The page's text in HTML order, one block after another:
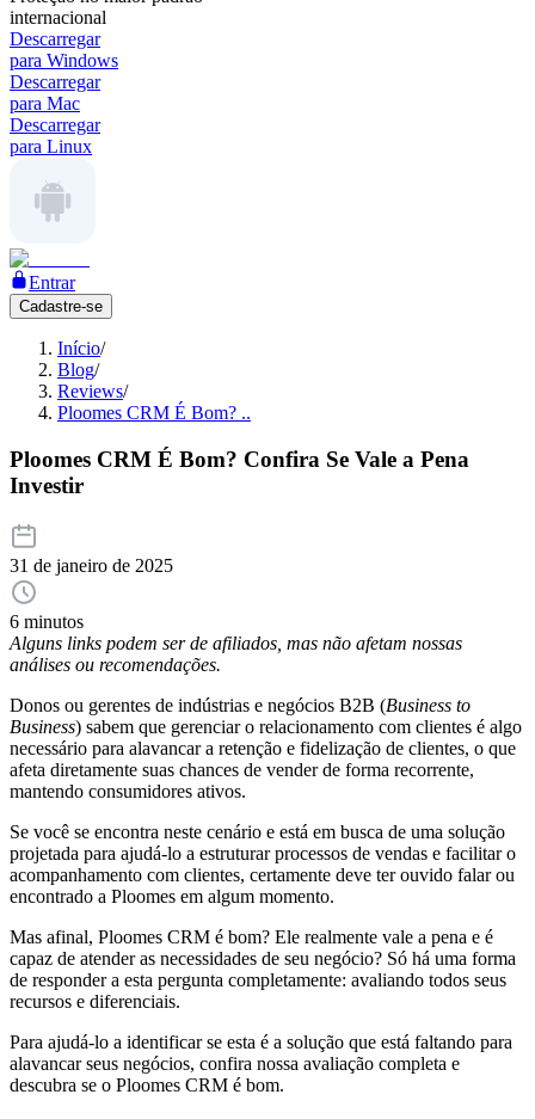
internacional
Descarregar
para Windows
Descarregar
para Mac
Descarregar
para Linux
Entrar
Cadastre-se
Início/
Blog/
Reviews/
Ploomes CRM É Bom? ..
Ploomes CRM É Bom? Confira Se Vale a Pena
Investir
31 de janeiro de 2025
6 minutos
Alguns links podem ser de afiliados, mas não afetam nossas
análises ou recomendações.
Donos ou gerentes de indústrias e negócios B2B (Business to
Business) sabem que gerenciar o relacionamento com clientes é algo
necessário para alavancar a retenção e fidelização de clientes, o que
afeta diretamente suas chances de vender de forma recorrente,
mantendo consumidores ativos.
Se você se encontra neste cenário e está em busca de uma solução
projetada para ajudá-lo a estruturar processos de vendas e facilitar o
acompanhamento com clientes, certamente deve ter ouvido falar ou
encontrado a Ploomes em algum momento.
Mas afinal, Ploomes CRM é bom? Ele realmente vale a pena e é
capaz de atender as necessidades de seu negócio? Só há uma forma
de responder a esta pergunta completamente: avaliando todos seus
recursos e diferenciais.
Para ajudá-lo a identificar se esta é a solução que está faltando para
alavancar seus negócios, confira nossa avaliação completa e
descubra se o Ploomes CRM é bom.